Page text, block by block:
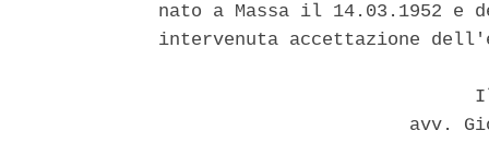
nato a Massa il 14.03.1952 e
intervenuta accettazione
avv.